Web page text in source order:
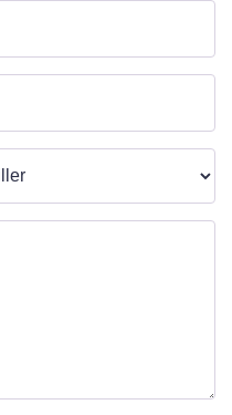
PVC Double Vitrage
Roulants électriques